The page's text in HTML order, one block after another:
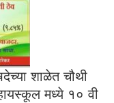
शाळेत चौथी
मध्ये १० वी